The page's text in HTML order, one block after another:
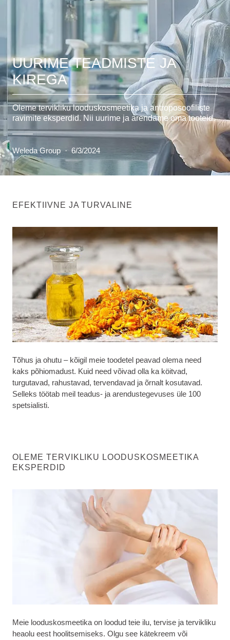
UURIME TEADMISTE JA
KIREGA
Oleme tervikliku looduskosmeetika ja antroposoofiliste
ravimite eksperdid. Nii uurime ja arendame oma tooteid.
Weleda Group · 6/3/2024
EFEKTIIVNE JA TURVALINE
Tõhus ja ohutu – kõigil meie toodetel peavad olema need
kaks põhiomadust. Kuid need võivad olla ka köitvad,
turgutavad, rahustavad, tervendavad ja õrnalt kosutavad.
Selleks töötab meil teadus- ja arendustegevuses üle 100
spetsialisti.
OLEME TERVIKLIKU LOODUSKOSMEETIKA
EKSPERDID
Meie looduskosmeetika on loodud teie ilu, tervise ja tervikliku
heaolu eest hoolitsemiseks. Olgu see kätekreem või